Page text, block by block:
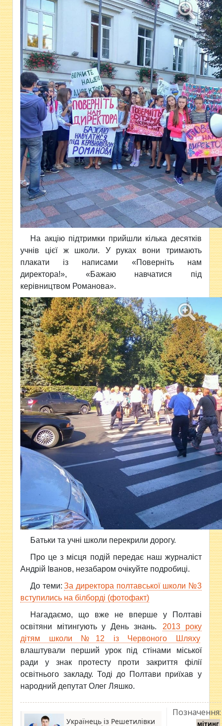
На акцію підтримки прийшли кілька десятків
учнів цієї ж школи. У руках вони тримають
плакати із написами «Поверніть нам
директора!», «Бажаю навчатися під
керівництвом Романова».
Батьки та учні школи перекрили дорогу.
Про це з місця подій передає наш журналіст
Андрій Іванов, незабаром очікуйте подробиці.
До теми: За директора полтавської школи №3
вступились на білборді (фотофакт)
Нагадаємо, що вже не вперше у Полтаві
освітяни мітингують у День знань.
2013 року
дітям школи №12 із Червоного Шляху
влаштували перший урок під стінами міської
ради у знак протесту проти закриття філії
освітнього закладу. Тоді до Полтави приїхав у
народний депутат Олег Ляшко.
Українець із Решетилівки
Позначення:
мітинг